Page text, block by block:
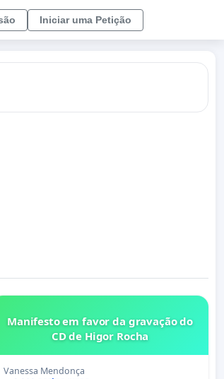
Iniciar uma Petição
Manifesto em favor da gravação do
CD de Higor Rocha
Vanessa Mendonça